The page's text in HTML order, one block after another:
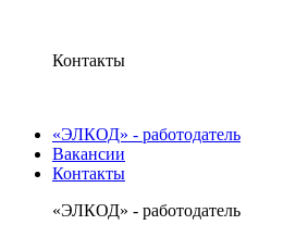
Контакты
«ЭЛКОД» - работодатель
Вакансии
Контакты
«ЭЛКОД» - работодатель